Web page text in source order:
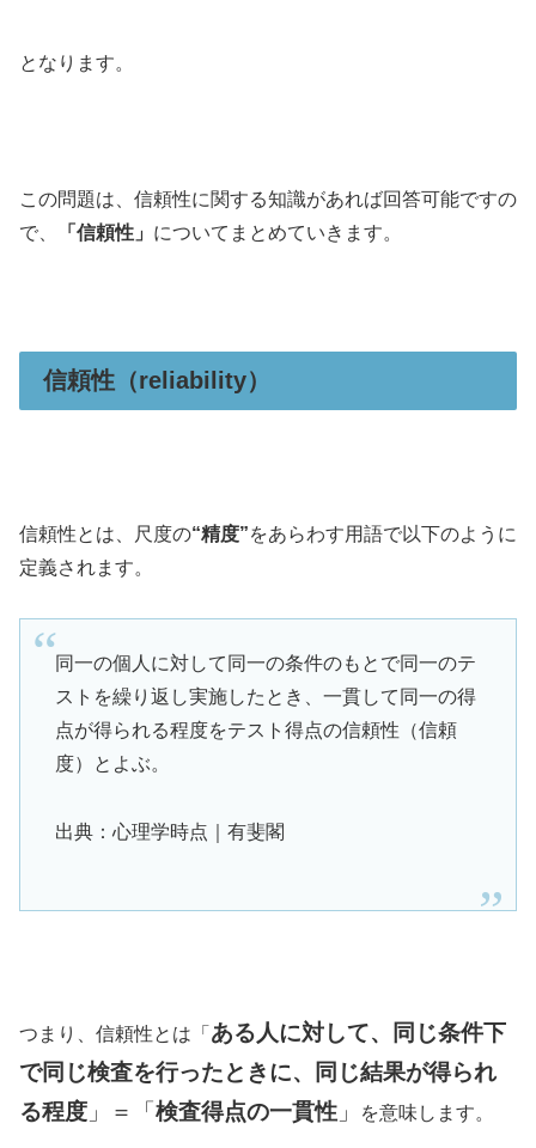
となります。
この問題は、信頼性に関する知識があれば回答可能ですの
で、
「信頼性」 についてまとめていきます。
信頼性（reliability）
信頼性とは、尺度の“精度”をあらわす用語で以下のように
定義されます。
同一の個人に対して同一の条件のもとで同一のテ
ストを繰り返し実施したとき、一貫して同一の得
点が得られる程度をテスト得点の信頼性（信頼
度）とよぶ。
出典：心理学時点｜有斐閣
つまり、信頼性とは「 ある人に対して、同じ条件下
で同じ検査を行ったときに、同じ結果が得られ
る程度 」＝「 検査得点の一貫性 」 を意味します。